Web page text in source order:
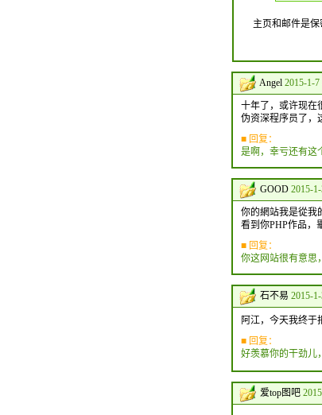
主页和邮件是
Angel 2015-1-
十年了，或许现在
伪资深程序员了，
■ 回复：
是啊，幸亏还有这
GOOD 2015-
你的網站我是從我
看到你PHP作品，
■ 回复：
你这网站很有意思
石不易 2015-
阿江，今天我终于
■ 回复：
好羡慕你的干劲儿
爱top图吧